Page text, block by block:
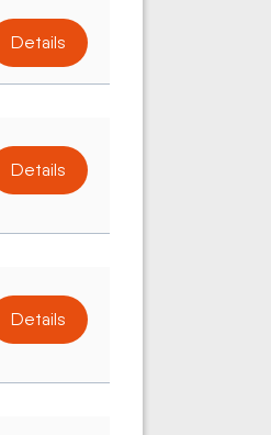
Details
Details
Details